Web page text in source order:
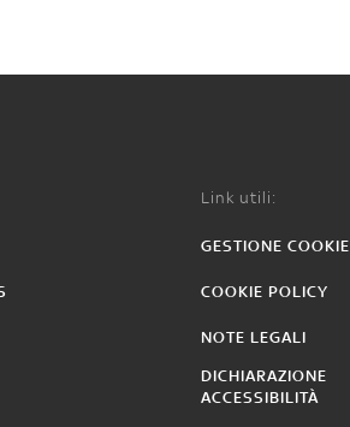
Link utili:
GESTIONE COOKIE
COOKIE POLICY
NOTE LEGALI
DICHIARAZIONE
ACCESSIBILITÀ